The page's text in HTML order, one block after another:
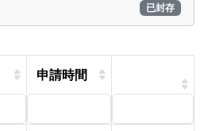
已封存
申請時間